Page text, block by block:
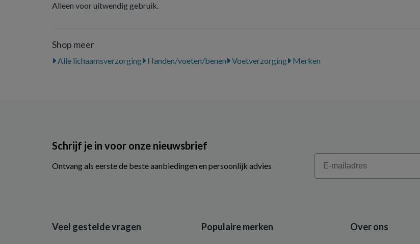
Alleen voor uitwendig gebruik.
Shop meer
Alle lichaamsverzorging Handen/voeten/benen Voetverzorging Merken
Schrijf je in voor onze nieuwsbrief
Ontvang als eerste de beste aanbiedingen en persoonlijk advies
Email
Veel gestelde vragen Populaire merken Over ons